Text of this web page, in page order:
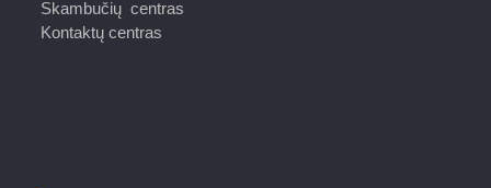
Skambučių centras
Kontaktų centras